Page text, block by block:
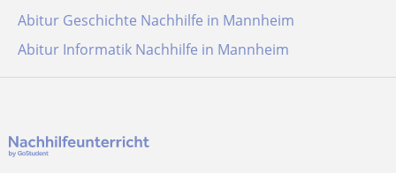
Abitur Geschichte Nachhilfe in Mannheim
Abitur Informatik Nachhilfe in Mannheim